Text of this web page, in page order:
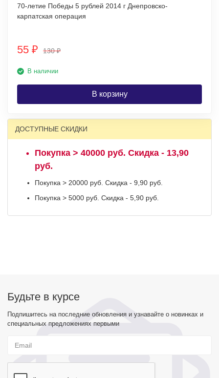
70-летие Победы 5 рублей 2014 г Днепровско-
карпатская операция
55 ₽ 130₽
В наличии
В корзину
ДОСТУПНЫЕ СКИДКИ
Покупка > 40000 руб. Скидка - 13,90
руб.
Покупка > 20000 руб. Скидка - 9,90 руб.
Покупка > 5000 руб. Скидка - 5,90 руб.
Будьте в курсе
Подпишитесь на последние обновления и узнавайте о новинках и
специальных предложениях первыми